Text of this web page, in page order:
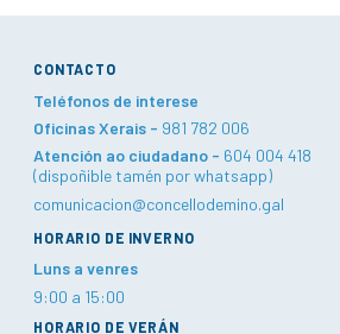
CONTACTO
Teléfonos de interese
Oficinas Xerais - 981 782 006
Atención ao ciudadano - 604 004 418
(dispoñible tamén por whatsapp)
comunicacion@concellodemino.gal
HORARIO DE INVERNO
Luns a venres
9:00 a 15:00
HORARIO DE VERÁN